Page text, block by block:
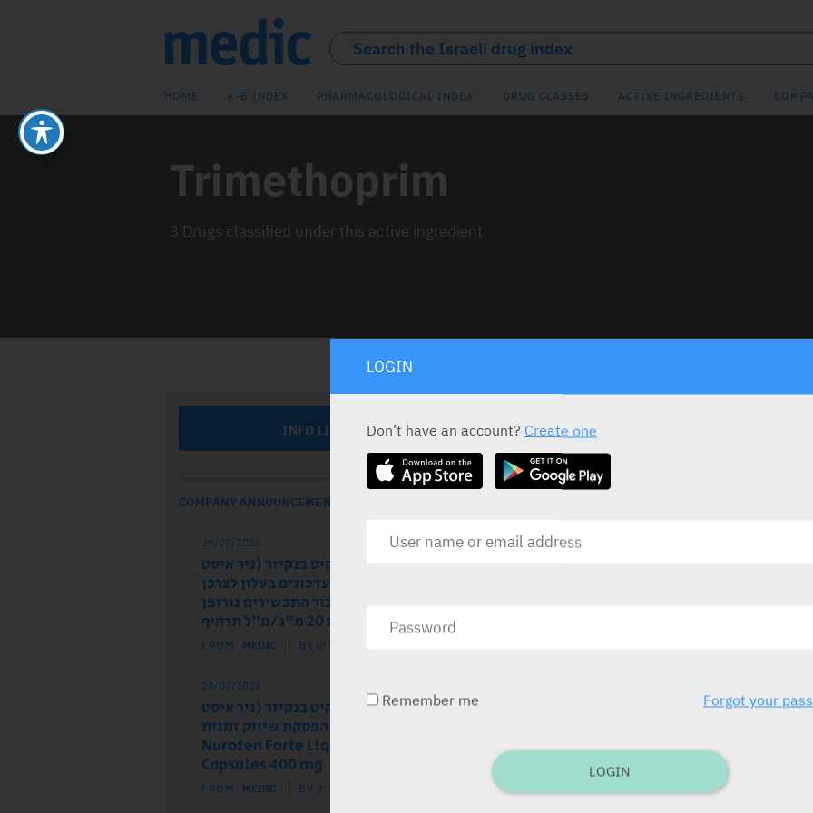
HOME A-B INDEX PHARMACOLOGICAL INDEX DRUG CLASSES ACTIVE INGREDIENTS
Trimethoprim
3 Drugs classified under this active ingredient
INFO LINE
COMPANY ANNOUNCEMENTS
29/07/2026
בעל הרישום רקיט בנקיזר (ניר איסט
בע"מ) מודיע על עדכונים בעלון לצרכן
ובעלון לרופא עבור התכשירים נורופן
לילדים תפוז ותות 20 מ"ג/מ"ל תרחיף
FROM MEDIC BY מדיק
20/07/2026
בעל הרישום רקיט בנקיזר (ניר איסט
בע"מ) מודיע על הפסקת שיווק זמנית
של התכשיר Nurofen Forte Liquid
Capsules 400 mg
FROM MEDIC BY מדיק
Diseptyl Forte
Caplets
Septrin for Infusion
Perrigo
LOGIN
Don’t have an account? Create one
Remember me Forgot your
LOGIN